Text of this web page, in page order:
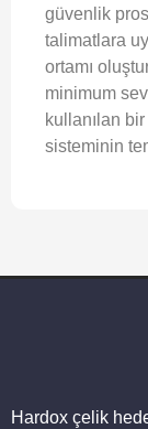
güvenlik
talimatlara
ortamı
minimum
kullanılan
sisteminin
Hardox çelik